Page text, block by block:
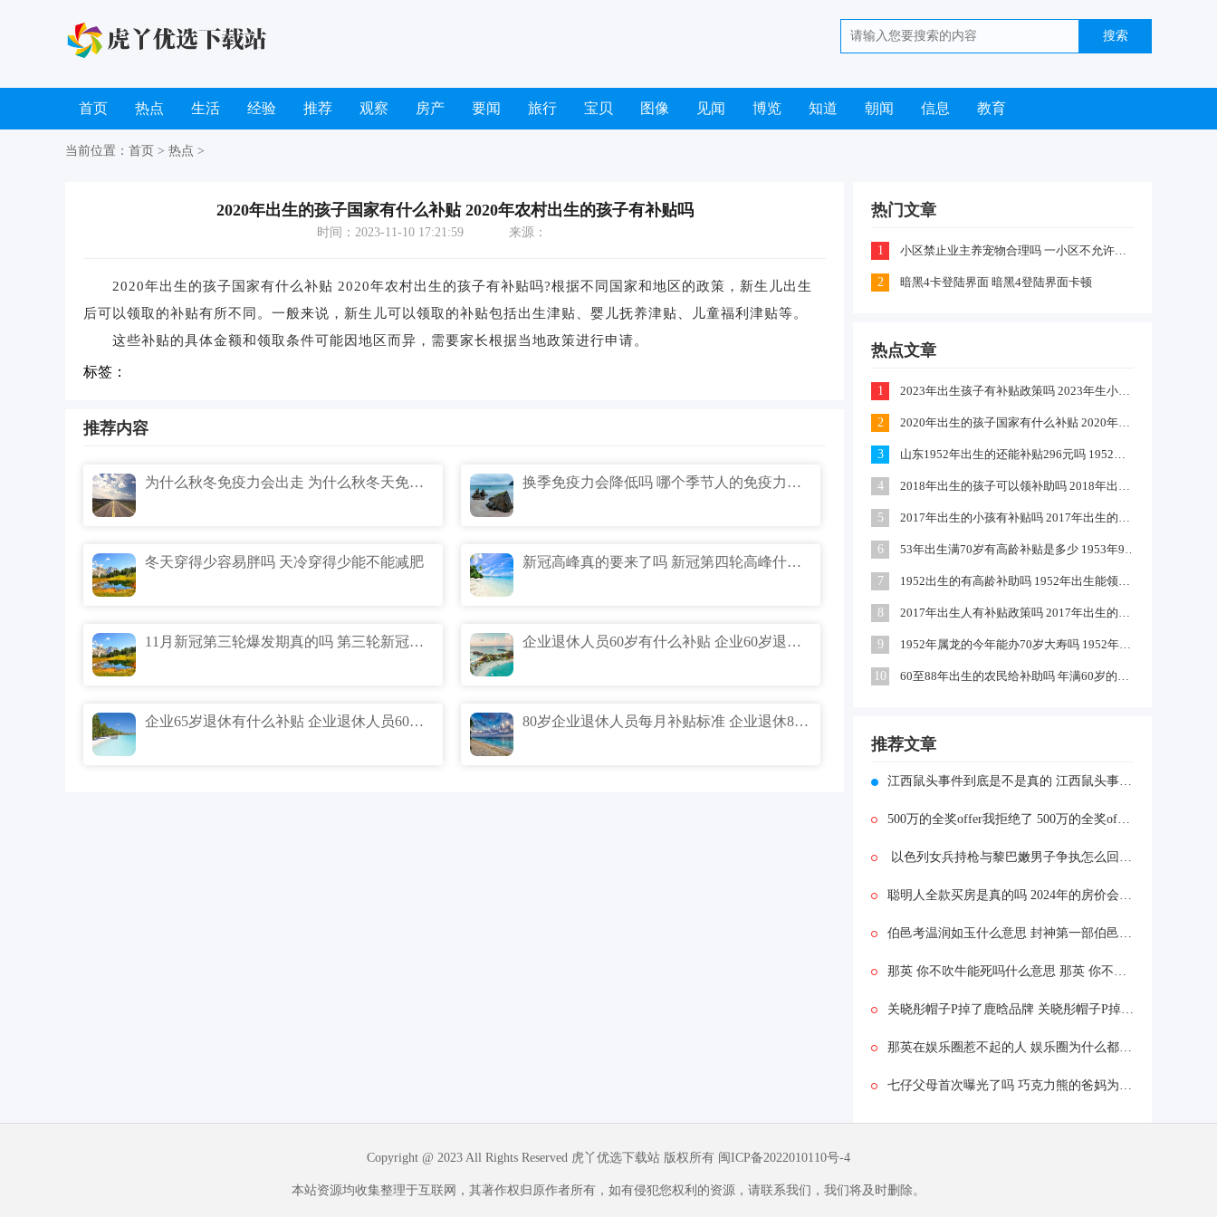
首页 热点 生活 经验 推荐 观察 房产 要闻 旅行 宝贝 图像 见闻 博览 知道 朝闻 信息 教育
当前位置： 首页 > 热点 >
2020年出生的孩子国家有什么补贴 2020年农村出生的孩子有补贴吗
时间：2023-11-10 17:21:59 来源：
2020年出生的孩子国家有什么补贴 2020年农村出生的孩子有补贴吗?根据不同国家和地区的政策，新生儿出生
后可以领取的补贴有所不同。一般来说，新生儿可以领取的补贴包括出生津贴、婴儿抚养津贴、儿童福利津贴等。
这些补贴的具体金额和领取条件可能因地区而异，需要家长根据当地政策进行申请。
标签：
推荐内容
为什么秋冬免疫力会出走 为什么秋冬天免疫力下降 换季免疫力会降低吗 哪个季节人的免疫力最低
冬天穿得少容易胖吗 天冷穿得少能不能减肥 新冠高峰真的要来了吗 新冠第四轮高峰什么时候
11月新冠第三轮爆发期真的吗 第三轮新冠爆发时间预测什么时候 企业退休人员60岁有什么补贴 企业60岁退休补贴标准
企业65岁退休有什么补贴 企业退休人员60周岁补钱吗 80岁企业退休人员每月补贴标准 企业退休80岁能拿多少补贴
热门文章
1 小区禁止业主养宠物合理吗 一小区不允许业主喂养猫咪和狗狗是怎么回事
2 暗黑4卡登陆界面 暗黑4登陆界面卡顿
热点文章
1 2023年出生孩子有补贴政策吗 2023年生小孩有什么补贴政策
2 2020年出生的孩子国家有什么补贴 2020年农村出生的孩子有补贴吗
3 山东1952年出生的还能补贴296元吗 1952出生是否享受高龄补助
4 2018年出生的孩子可以领补助吗 2018年出生的孩子政府有补贴吗
5 2017年出生的小孩有补贴吗 2017年出生的可以领取生育津贴吗
6 53年出生满70岁有高龄补贴是多少 1953年9月出生的有高龄补助吗
7 1952出生的有高龄补助吗 1952年出生能领到70年高龄钱吗
8 2017年出生人有补贴政策吗 2017年出生的小孩独生子女国家有补助吗
9 1952年属龙的今年能办70岁大寿吗 1952年属龙啥时过70大寿
10 60至88年出生的农民给补助吗 年满60岁的农民每月补助多少钱
推荐文章
江西鼠头事件到底是不是真的 江西鼠头事件到底是不是真的假的呀
500万的全奖offer我拒绝了 500万的全奖offer我拒绝了为什么
以色列女兵持枪与黎巴嫩男子争执怎么回事 以色列女兵持枪与黎巴嫩男子争执什么情况
聪明人全款买房是真的吗 2024年的房价会怎么样
伯邑考温润如玉什么意思 封神第一部伯邑考被做成肉饼吗
那英 你不吹牛能死吗什么意思 那英 你不吹牛能死吗什么情况
关晓彤帽子P掉了鹿晗品牌 关晓彤帽子P掉了鹿晗品牌为什么
那英在娱乐圈惹不起的人 娱乐圈为什么都怕那英
七仔父母首次曝光了吗 巧克力熊的爸妈为啥是黑白的
Copyright @ 2023 All Rights Reserved 虎丫优选下载站 版权所有 闽ICP备2022010110号-4
本站资源均收集整理于互联网，其著作权归原作者所有，如有侵犯您权利的资源，请联系我们，我们将及时删除。